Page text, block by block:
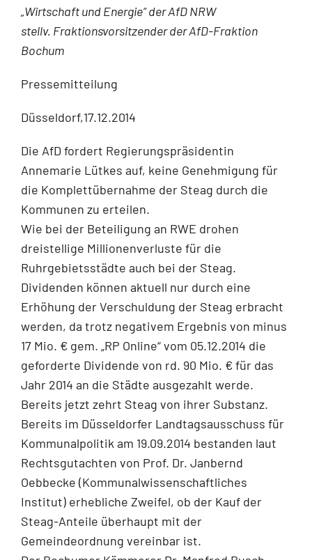
„Wirtschaft und Energie“ der AfD NRW
stellv. Fraktionsvorsitzender der AfD-Fraktion
Bochum
Pressemitteilung
Düsseldorf,17.12.2014
Die AfD fordert Regierungspräsidentin
Annemarie Lütkes auf, keine Genehmigung für
die Komplettübernahme der Steag durch die
Kommunen zu erteilen.
Wie bei der Beteiligung an RWE drohen
dreistellige Millionenverluste für die
Ruhrgebietsstädte auch bei der Steag.
Dividenden können aktuell nur durch eine
Erhöhung der Verschuldung der Steag erbracht
werden, da trotz negativem Ergebnis von minus
17 Mio. € gem. „RP Online“ vom 05.12.2014 die
geforderte Dividende von rd. 90 Mio. € für das
Jahr 2014 an die Städte ausgezahlt werde.
Bereits jetzt zehrt Steag von ihrer Substanz.
Bereits im Düsseldorfer Landtagsausschuss für
Kommunalpolitik am 19.09.2014 bestanden laut
Rechtsgutachten von Prof. Dr. Janbernd
Oebbecke (Kommunalwissenschaftliches
Institut) erhebliche Zweifel, ob der Kauf der
Steag-Anteile überhaupt mit der
Gemeindeordnung vereinbar ist.